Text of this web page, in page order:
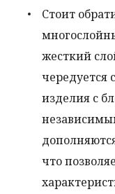
Стоит
жесткий
чередуется
изделия с
что